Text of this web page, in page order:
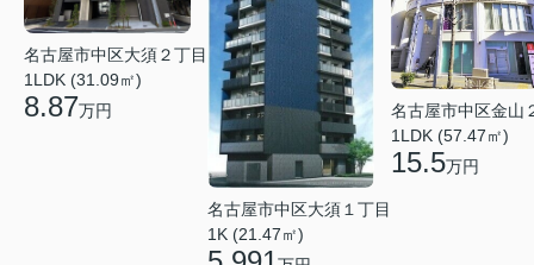
名古屋市中区大須２丁目
1LDK (31.09㎡)
8.87万円
名古屋市中区大須１丁目
1K (21.47㎡)
名古屋市中区金山
1LDK (57.47㎡)
15.5万円